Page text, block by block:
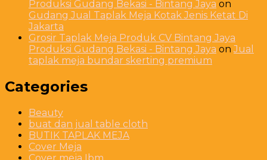
Produksi Gudang Bekasi - Bintang Jaya on
Gudang Jual Taplak Meja Kotak Jenis Ketat Di
Jakarta
Grosir Taplak Meja Produk CV Bintang Jaya
Produksi Gudang Bekasi - Bintang Jaya onJual
taplak meja bundar skerting premium
Categories
Beauty
buat dan jual table cloth
BUTIK TAPLAK MEJA
Cover Meja